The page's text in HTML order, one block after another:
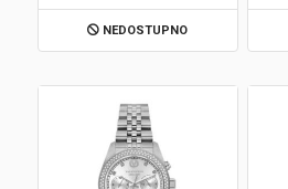
NEDOSTUPNO